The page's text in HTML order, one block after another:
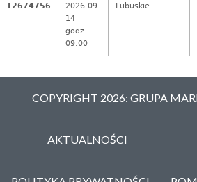
12674756
2026-09-
14
godz.
09:00
Lubuskie
COPYRIGHT 2026: GRUPA
AKTUALNOŚCI